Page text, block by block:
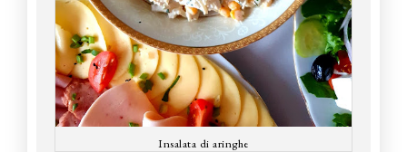
Insalata di aringhe